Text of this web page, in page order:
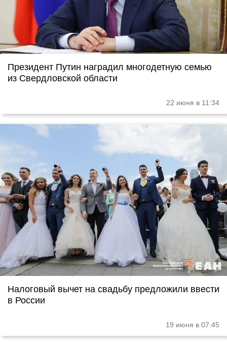
Президент Путин наградил многодетную семью
из Свердловской области
22 июня в 11:34
Налоговый вычет на свадьбу предложили ввести
в России
19 июня в 07:45